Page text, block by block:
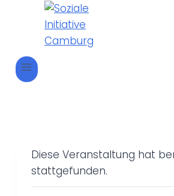
Diese Veranstaltung hat
stattgefunden.